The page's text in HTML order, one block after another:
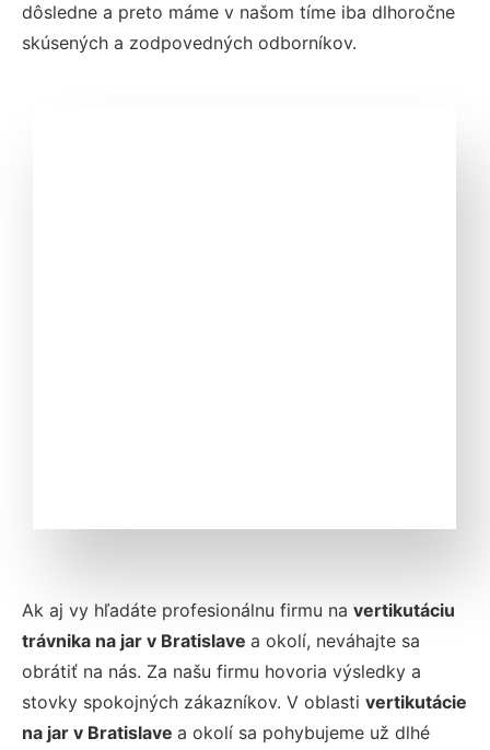
dôsledne a preto máme v našom tíme iba dlhoročne
skúsených a zodpovedných odborníkov.
Ak aj vy hľadáte profesionálnu firmu na vertikutáciu
trávnika na jar v Bratislave a okolí, neváhajte sa
obrátiť na nás. Za našu firmu hovoria výsledky a
stovky spokojných zákazníkov. V oblasti vertikutácie
na jar v Bratislave a okolí sa pohybujeme už dlhé